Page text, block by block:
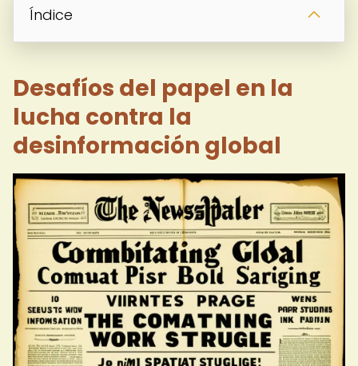
Índice
Desafíos del papel en la
lucha contra la
desinformación global